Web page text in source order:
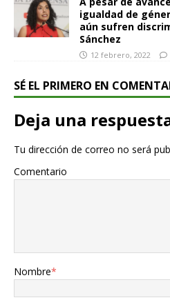
igualdad de
aún sufren
Sánchez
12 febrero, 2022
SÉ EL PRIMERO EN
Deja una
Tu dirección de correo no será
Comentario
Nombre*